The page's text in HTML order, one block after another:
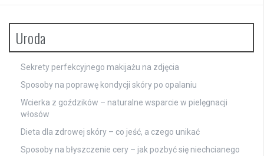
Uroda
Sekrety perfekcyjnego makijażu na zdjęcia
Sposoby na poprawę kondycji skóry po opalaniu
Wcierka z goździków – naturalne wsparcie w pielęgnacji
włosów
Dieta dla zdrowej skóry – co jeść, a czego unikać
Sposoby na błyszczenie cery – jak pozbyć się niechcianego